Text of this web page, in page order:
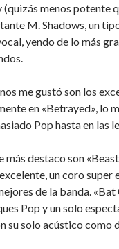
menos potente
M. Shadows, un
yendo de lo más
me gustó son los
en «Betrayed», lo
Pop hasta en las
más destaco son
un coro super
de la banda.
Pop y un solo
su solo acústico como